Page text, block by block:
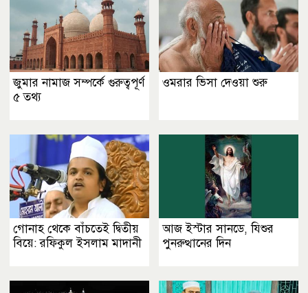
জুমার নামাজ সম্পর্কে গুরুত্বপূর্ণ
৫ তথ্য
ওমরার ভিসা দেওয়া শুরু
গোনাহ থেকে বাঁচতেই দ্বিতীয়
বিয়ে: রফিকুল ইসলাম মাদানী
আজ ইস্টার সানডে, যিশুর
পুনরুত্থানের দিন